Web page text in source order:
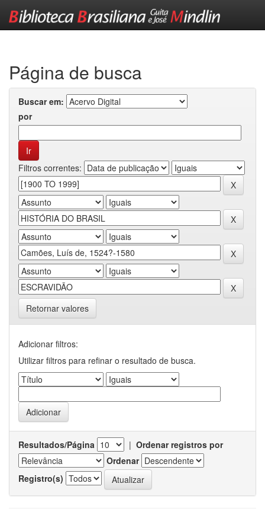
Página de busca
Buscar em:
por
Filtros correntes:
Retornar valores
Adicionar filtros:
Utilizar filtros para refinar o resultado de busca.
Resultados/Página | Ordenar registros por
Ordenar
Registro(s)